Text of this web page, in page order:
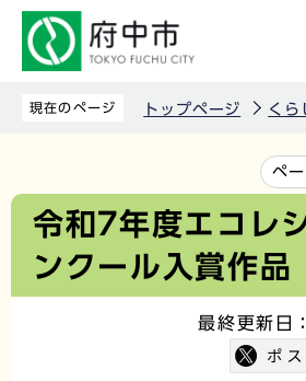
先
現在のページ トップページ くら
文
か
ペ
令和7年度エコレ
ンクール入賞作品
最終更新